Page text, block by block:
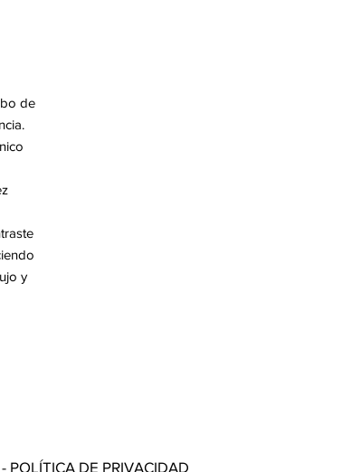
de
y
- POLÍTICA DE PRIVACIDAD